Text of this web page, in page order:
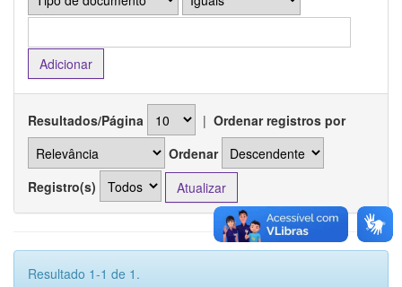
Resultados/Página | Ordenar registros por
Ordenar
Registro(s)
Resultado 1-1 de 1.